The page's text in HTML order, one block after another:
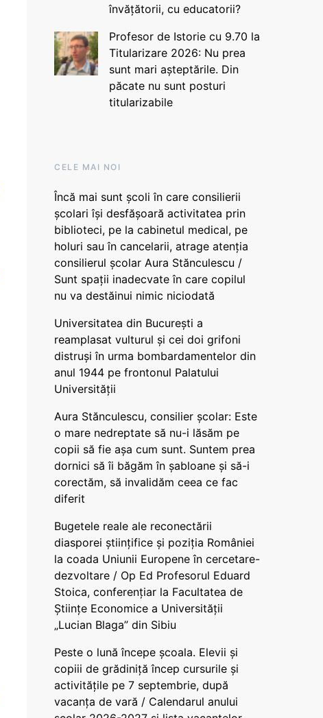
învățătorii, cu educatorii?
Profesor de Istorie cu 9.70 la
Titularizare 2026: Nu prea
sunt mari așteptările. Din
păcate nu sunt posturi
titularizabile
CELE MAI NOI
Încă mai sunt școli în care consilierii
școlari își desfășoară activitatea prin
biblioteci, pe la cabinetul medical, pe
holuri sau în cancelarii, atrage atenția
consilierul școlar Aura Stănculescu /
Sunt spații inadecvate în care copilul
nu va destăinui nimic niciodată
Universitatea din București a
reamplasat vulturul și cei doi grifoni
distruși în urma bombardamentelor din
anul 1944 pe frontonul Palatului
Universității
Aura Stănculescu, consilier școlar: Este
o mare nedreptate să nu-i lăsăm pe
copii să fie așa cum sunt. Suntem prea
dornici să îi băgăm în șabloane și să-i
corectăm, să invalidăm ceea ce fac
diferit
Bugetele reale ale reconectării
diasporei științifice și poziția României
la coada Uniunii Europene în cercetare-
dezvoltare / Op Ed Profesorul Eduard
Stoica, conferențiar la Facultatea de
Științe Economice a Universității
„Lucian Blaga” din Sibiu
Peste o lună începe școala. Elevii și
copiii de grădiniță încep cursurile și
activitățile pe 7 septembrie, după
vacanța de vară / Calendarul anului